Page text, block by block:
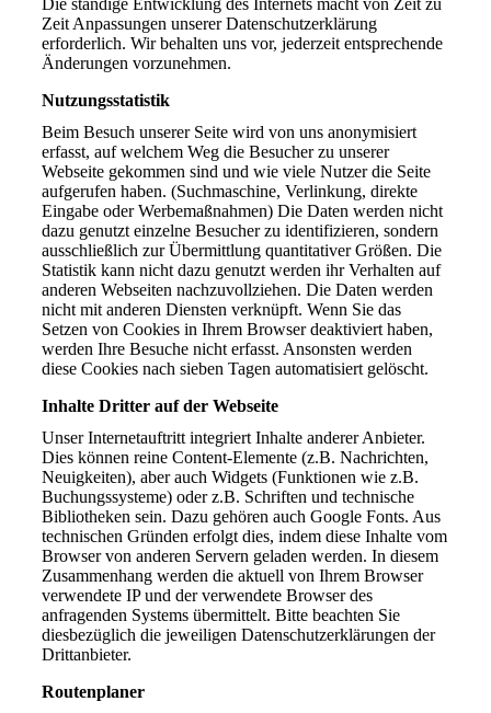
Zeit Anpassungen unserer Datenschutzerklärung
erforderlich. Wir behalten uns vor, jederzeit entsprechende
Änderungen vorzunehmen.
Nutzungsstatistik
Beim Besuch unserer Seite wird von uns anonymisiert
erfasst, auf welchem Weg die Besucher zu unserer
Webseite gekommen sind und wie viele Nutzer die Seite
aufgerufen haben. (Suchmaschine, Verlinkung, direkte
Eingabe oder Werbemaßnahmen) Die Daten werden nicht
dazu genutzt einzelne Besucher zu identifizieren, sondern
ausschließlich zur Übermittlung quantitativer Größen. Die
Statistik kann nicht dazu genutzt werden ihr Verhalten auf
anderen Webseiten nachzuvollziehen. Die Daten werden
nicht mit anderen Diensten verknüpft. Wenn Sie das
Setzen von Cookies in Ihrem Browser deaktiviert haben,
werden Ihre Besuche nicht erfasst. Ansonsten werden
diese Cookies nach sieben Tagen automatisiert gelöscht.
Inhalte Dritter auf der Webseite
Unser Internetauftritt integriert Inhalte anderer Anbieter.
Dies können reine Content-Elemente (z.B. Nachrichten,
Neuigkeiten), aber auch Widgets (Funktionen wie z.B.
Buchungssysteme) oder z.B. Schriften und technische
Bibliotheken sein. Dazu gehören auch Google Fonts. Aus
technischen Gründen erfolgt dies, indem diese Inhalte vom
Browser von anderen Servern geladen werden. In diesem
Zusammenhang werden die aktuell von Ihrem Browser
verwendete IP und der verwendete Browser des
anfragenden Systems übermittelt. Bitte beachten Sie
diesbezüglich die jeweiligen Datenschutzerklärungen der
Drittanbieter.
Routenplaner